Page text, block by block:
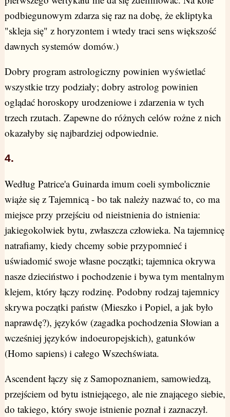
podbiegunowym zdarza się raz na dobę, że ekliptyka
"skleja się" z horyzontem i wtedy traci sens większość
dawnych systemów domów.)
Dobry program astrologiczny powinien wyświetlać
wszystkie trzy podziały; dobry astrolog powinien
oglądać horoskopy urodzeniowe i zdarzenia w tych
trzech rzutach. Zapewne do różnych celów rożne z nich
okazałyby się najbardziej odpowiednie.
4.
Według Patrice'a Guinarda imum coeli symbolicznie
wiąże się z Tajemnicą - bo tak należy nazwać to, co ma
miejsce przy przejściu od nieistnienia do istnienia:
jakiegokolwiek bytu, zwłaszcza człowieka. Na tajemnicę
natrafiamy, kiedy chcemy sobie przypomnieć i
uświadomić swoje własne początki; tajemnica okrywa
nasze dzieciństwo i pochodzenie i bywa tym mentalnym
klejem, który łączy rodzinę. Podobny rodzaj tajemnicy
skrywa początki państw (Mieszko i Popiel, a jak było
naprawdę?), języków (zagadka pochodzenia Słowian a
wcześniej języków indoeuropejskich), gatunków
(Homo sapiens) i całego Wszechświata.
Ascendent łączy się z Samopoznaniem, samowiedzą,
przejściem od bytu istniejącego, ale nie znającego siebie,
do takiego, który swoje istnienie poznał i zaznaczył.